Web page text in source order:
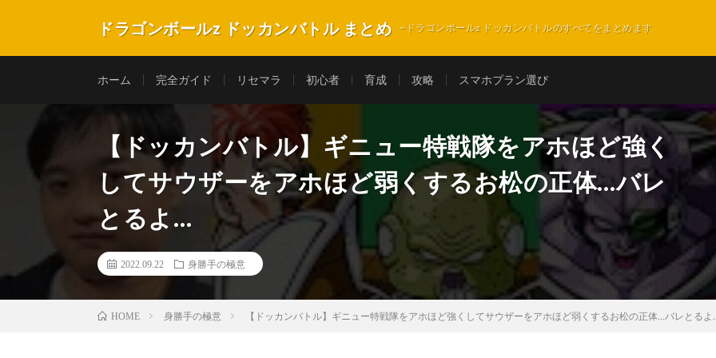
ドラゴンボールz ドッカンバトル まとめ ~ドラゴンボールz ドッカンバトルのすべてをまとめます
ホーム 完全ガイド リセマラ 初心者 育成 攻略 スマホプラン選び
【ドッカンバトル】ギニュー特戦隊をアホほど強く
してサウザーをアホほど弱くするお松の正体…バレ
とるよ…
2022.09.22 身勝手の極意
HOME 身勝手の極意 【ドッカンバトル】ギニュー特戦隊をアホほど強くしてサウザーをアホほど弱くするお松の正体…バレとる